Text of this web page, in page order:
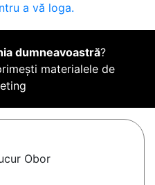
a vă loga.
dumneavoastră?
materialele de
Obor